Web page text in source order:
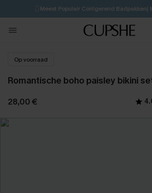
🩱Meest Populair Corrigerend Badpakken|
💌Abonneer je & ontvang tot 15%
Koop 3, krijg 15% korting | CODE:
Op voorraad
Romantische boho paisley bikini
28,00 €